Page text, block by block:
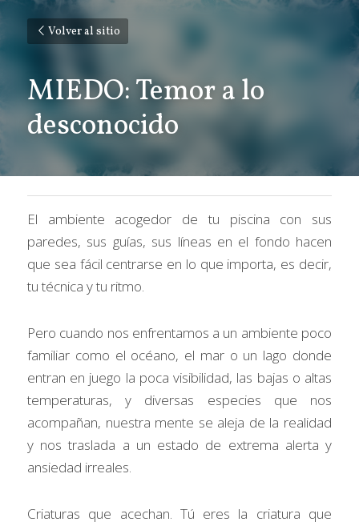
Volver al sitio
MIEDO: Temor a lo
desconocido
El ambiente acogedor de tu piscina con sus
paredes, sus guías, sus líneas en el fondo hacen
que sea fácil centrarse en lo que importa, es decir,
tu técnica y tu ritmo.
Pero cuando nos enfrentamos a un ambiente poco
familiar como el océano, el mar o un lago donde
entran en juego la poca visibilidad, las bajas o altas
temperaturas, y diversas especies que nos
acompañan, nuestra mente se aleja de la realidad
y nos traslada a un estado de extrema alerta y
ansiedad irreales.
Criaturas que acechan. Tú eres la criatura que